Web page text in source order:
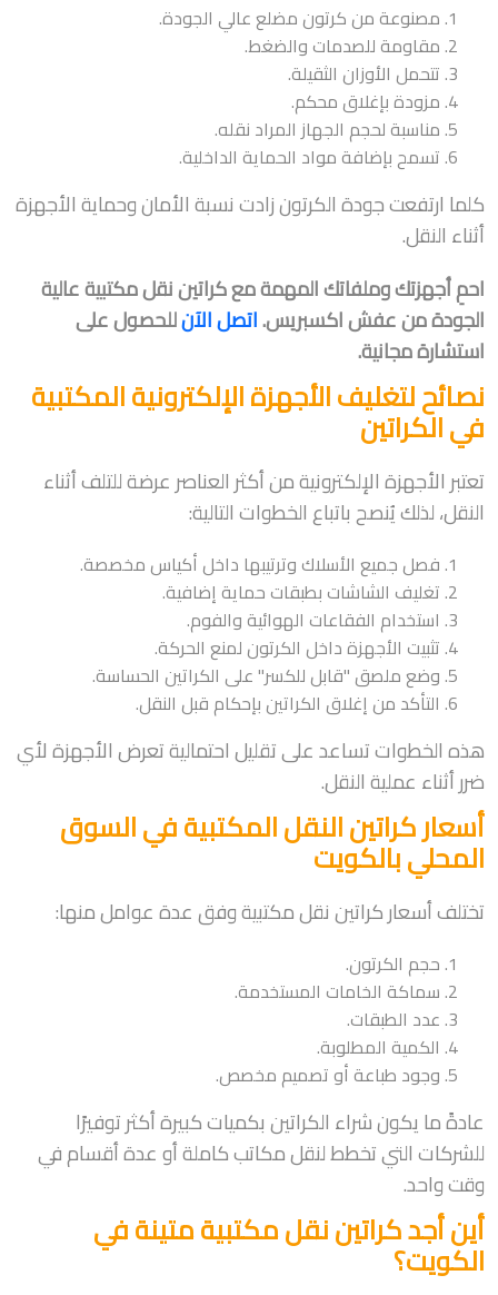
مصنوعة من كرتون مضلع عالي الجودة.
مقاومة للصدمات والضغط.
تتحمل الأوزان الثقيلة.
مزودة بإغلاق محكم.
مناسبة لحجم الجهاز المراد نقله.
تسمح بإضافة مواد الحماية الداخلية.
كلما ارتفعت جودة الكرتون زادت نسبة الأمان وحماية الأجهزة
أثناء النقل.
احمِ أجهزتك وملفاتك المهمة مع كراتين نقل مكتبية عالية
الجودة من عفش اكسبريس.اتصل الآنللحصول على
استشارة مجانية.
نصائح لتغليف الأجهزة الإلكترونية المكتبية
في الكراتين
تعتبر الأجهزة الإلكترونية من أكثر العناصر عرضة للتلف أثناء
النقل، لذلك يُنصح باتباع الخطوات التالية:
فصل جميع الأسلاك وترتيبها داخل أكياس مخصصة.
تغليف الشاشات بطبقات حماية إضافية.
استخدام الفقاعات الهوائية والفوم.
تثبيت الأجهزة داخل الكرتون لمنع الحركة.
وضع ملصق "قابل للكسر" على الكراتين الحساسة.
التأكد من إغلاق الكراتين بإحكام قبل النقل.
هذه الخطوات تساعد على تقليل احتمالية تعرض الأجهزة لأي
ضرر أثناء عملية النقل.
أسعار كراتين النقل المكتبية في السوق
المحلي بالكويت
تختلف أسعار كراتين نقل مكتبية وفق عدة عوامل منها:
حجم الكرتون.
سماكة الخامات المستخدمة.
عدد الطبقات.
الكمية المطلوبة.
وجود طباعة أو تصميم مخصص.
عادةً ما يكون شراء الكراتين بكميات كبيرة أكثر توفيرًا
للشركات التي تخطط لنقل مكاتب كاملة أو عدة أقسام في
وقت واحد.
أين أجد كراتين نقل مكتبية متينة في
الكويت؟